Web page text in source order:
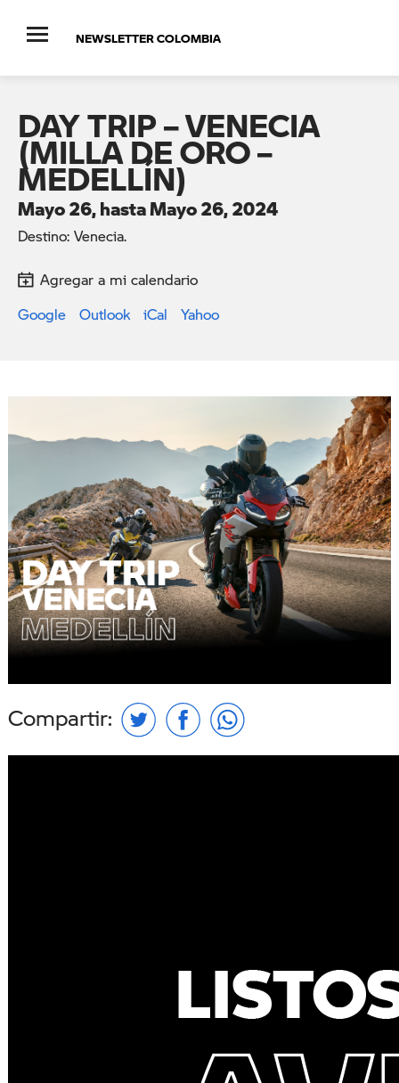
NEWSLETTER COLOMBIA
DAY TRIP – VENECIA
(MILLA DE ORO –
MEDELLÍN)
Mayo 26, hasta Mayo 26, 2024
Destino: Venecia.
Agregar a mi calendario
Google
Outlook iCal Yahoo
Compartir: